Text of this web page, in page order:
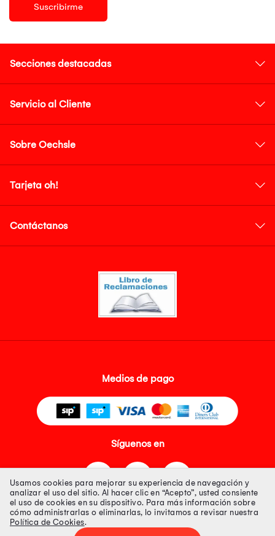
Suscribirme
Secciones destacadas
Servicio al Cliente
Sobre Oechsle
Tarjeta oh!
Contáctanos
Medios de pago
Síguenos en
Tienda 100% Segura
Usamos cookies para mejorar su experiencia de navegación y
analizar el uso del sitio. Al hacer clic en “Acepto”, usted consiente
el uso de cookies en su dispositivo. Para más información sobre
cómo administrarlas o eliminarlas, lo invitamos a revisar nuestra
Política de Cookies.